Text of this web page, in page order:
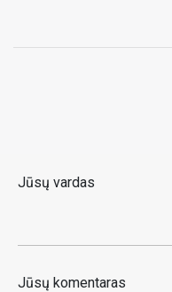
Jūsų vardas
Jūsų komentaras